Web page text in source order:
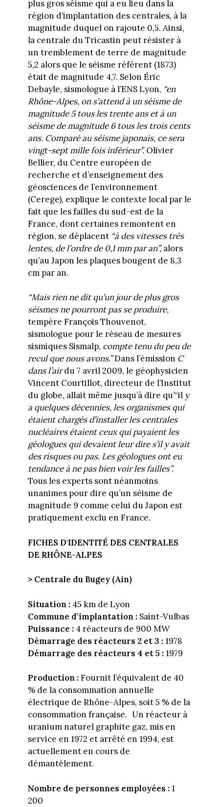
plus gros séisme qui a eu lieu dans la
région d’implantation des centrales, à la
magnitude duquel on rajoute 0,5. Ainsi,
la centrale du Tricastin peut résister à
un tremblement de terre de magnitude
5,2 alors que le séisme référent (1873)
était de magnitude 4,7. Selon Éric
Debayle, sismologue à l’ENS Lyon, “en
Rhône-Alpes, on s’attend à un séisme de
magnitude 5 tous les trente ans et à un
séisme de magnitude 6 tous les trois cents
ans. Comparé au séisme japonais, ce sera
vingt-sept mille fois inférieur”.Olivier
Bellier, du Centre européen de
recherche et d’enseignement des
géosciences de l’environnement
(Cerege), explique le contexte local par le
fait que les failles du sud-est de la
France, dont certaines remontent en
région, se déplacent “à des vitesses très
lentes, de l’ordre de 0,1 mm par an”,alors
qu’au Japon les plaques bougent de 8,3
cm par an.
“Mais rien ne dit qu’un jour de plus gros
séismes ne pourront pas se produire,
tempère François Thouvenot,
sismologue pour le réseau de mesures
sismiques Sismalp, compte tenu du peu de
recul que nous avons.”Dans l’émission C
dans l’airdu 7 avril 2009, le géophysicien
Vincent Courtillot, directeur de l’Institut
du globe, allait même jusqu’à dire qu’“il y
a quelques décennies, les organismes qui
étaient chargés d’installer les centrales
nucléaires étaient ceux qui payaient les
géologues qui devaient leur dire s’il y avait
des risques ou pas. Les géologues ont eu
tendance à ne pas bien voir les failles”.
Tous les experts sont néanmoins
unanimes pour dire qu’un séisme de
magnitude 9 comme celui du Japon est
pratiquement exclu en France.
FICHES D'IDENTITÉ DES CENTRALES
DE RHÔNE-ALPES
> Centrale du Bugey (Ain)
Situation : 45 km de Lyon
Commune d’implantation : Saint-Vulbas
Puissance : 4 réacteurs de 900 MW
Démarrage des réacteurs 2 et 3 :1978
Démarrage des réacteurs 4 et 5 :1979
Production :Fournit l’équivalent de 40
% de la consommation annuelle
électrique de Rhône-Alpes, soit 5 % de la
consommation française. Un réacteur à
uranium naturel graphite gaz, mis en
service en 1972 et arrêté en 1994, est
actuellement en cours de
démantèlement.
Nombre de personnes employées :1
200